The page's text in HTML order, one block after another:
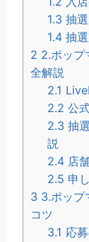
1.3 抽
1.4 抽
2 2.ポップ
全解説
2.1
2.2 公
2.3 抽
説
2.4 店
2.5 申
3 3.ポップ
コツ
3.1 応